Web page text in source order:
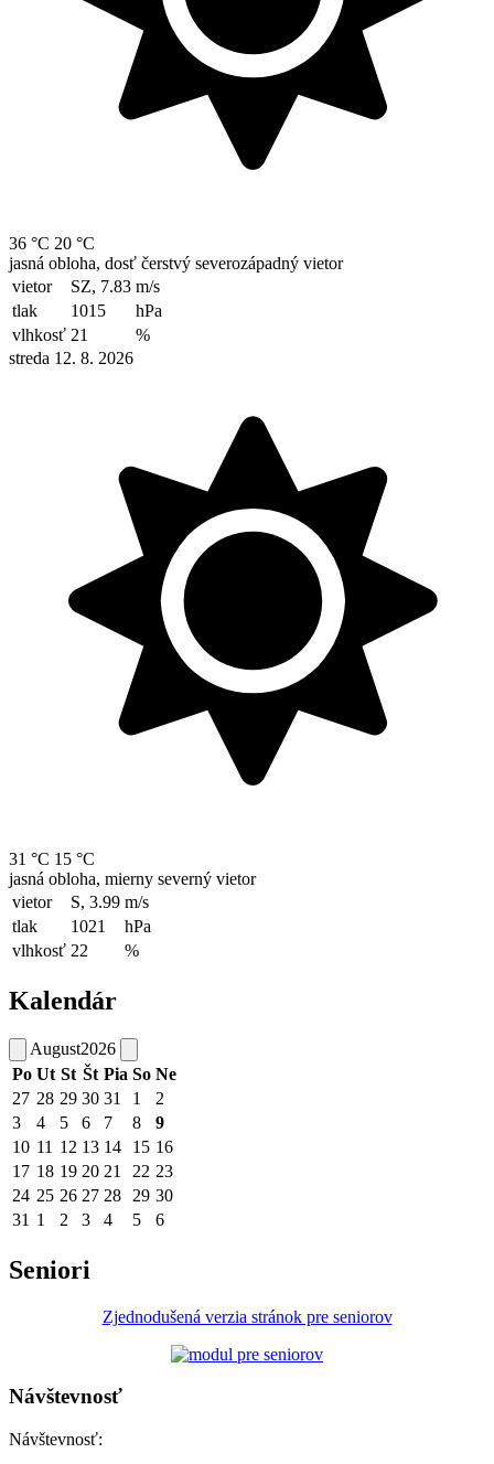
36 °C 20 °C
jasná obloha, dosť čerstvý severozápadný vietor
vietor
SZ, 7.83 m/s
tlak
1015
hPa
vlhkosť 21
%
streda 12. 8. 2026
31 °C 15 °C
jasná obloha, mierny severný vietor
vietor
S, 3.99 m/s
tlak
1021
hPa
vlhkosť 22 %
Kalendár
August2026
Po Ut St Št Pia So Ne
27 28 29 30 31 1
2
3
4 5 6 7 8
9
10 11 12 13 14 15 16
17 18 19 20 21 22 23
24 25 26 27 28 29 30
31 1 2 3 4 5 6
Seniori
Zjednodušená verzia stránok pre seniorov
Návštevnosť
Návštevnosť: